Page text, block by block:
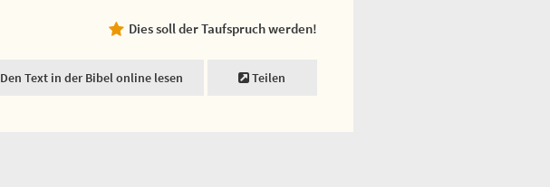
Dies soll der Taufspruch werden!
Den Text in der Bibel online lesen Teilen